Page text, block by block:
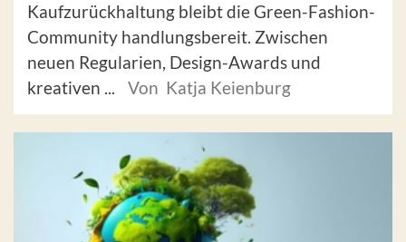
Kaufzurückhaltung bleibt die Green-Fashion-
Community handlungsbereit. Zwischen
neuen Regularien, Design-Awards und
kreativen ...
Von Katja Keienburg